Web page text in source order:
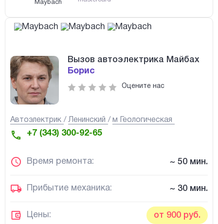
Maybach
Вызов автоэлектрика Майбах
Борис
Оцените нас
Автоэлектрик Ленинский м Геологическая
+7 (343) 300-92-65
Время ремонта: ~ 50 мин.
Прибытие механика: ~ 30 мин.
Цены: от 900 руб.